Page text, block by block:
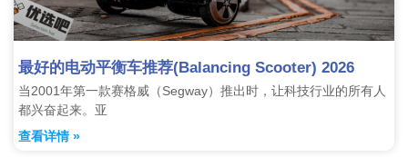
最好的电动平衡车推荐(Balancing Scooter) 2026
当2001年第一款赛格威（Segway）推出时，让科技行业的所有人
都兴奋起来。亚
查看详情 »